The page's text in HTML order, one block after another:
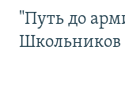
"Путь до
Школьников